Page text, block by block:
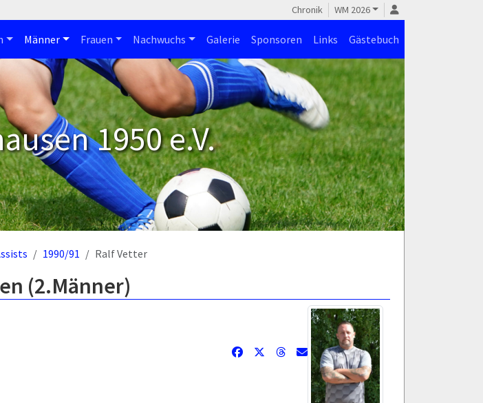
Chronik WM 2026
Männer Frauen Nachwuchs Galerie Sponsoren Links Gästebuch
1950 e.V.
1990/91 Ralf Vetter
(2.Männer)